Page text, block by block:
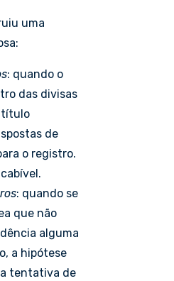
uma
: quando o
das divisas
título
de
o registro.
: quando se
que não
alguma
a hipótese
tentativa de